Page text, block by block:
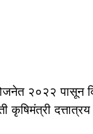
२०२२ पासून
कृषिमंत्री